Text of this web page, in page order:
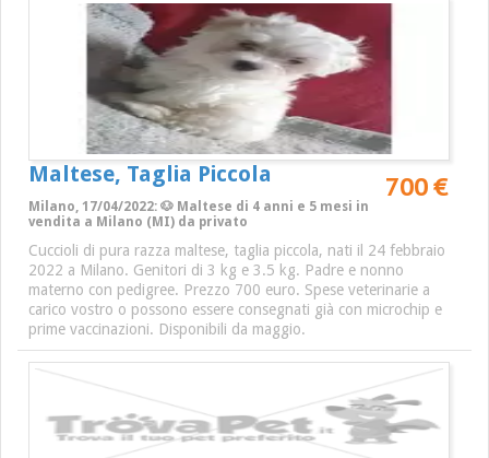
Maltese, Taglia Piccola 700 €
Milano, 17/04/2022: 🐶 Maltese di 4 anni e 5 mesi in
vendita a Milano (MI) da privato
Cuccioli di pura razza maltese, taglia piccola, nati il 24 febbraio
2022 a Milano. Genitori di 3 kg e 3.5 kg. Padre e nonno
materno con pedigree. Prezzo 700 euro. Spese veterinarie a
carico vostro o possono essere consegnati già con microchip e
prime vaccinazioni. Disponibili da maggio.